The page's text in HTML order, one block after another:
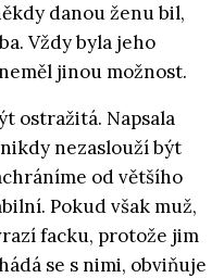
danou ženu bil,
Vždy byla jeho
jinou možnost.
ostražitá. Napsala
nezaslouží být
od většího
Pokud však muž,
facku, protože jim
se s nimi, obviňuje